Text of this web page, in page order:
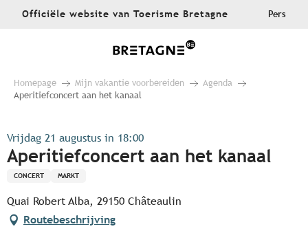
AllerOfficiële website van Toerisme Bretagne Pers
Homepage Mijn vakantie voorbereiden
Agenda
Aperitiefconcert aan het kanaal
Vrijdag 21 augustus in 18:00
Aperitiefconcert aan het kanaal
CONCERT MARKT
Quai Robert Alba, 29150 Châteaulin
Routebeschrijving